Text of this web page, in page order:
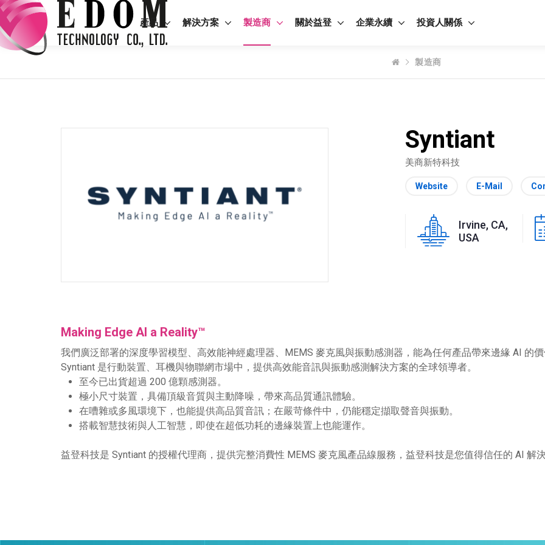
產品 解決方案 製造商 關於益登 企業永續 投資人關係
製造商
Syntiant
美商新特科技
Website E-Mail
Irvine, CA,
USA
Making Edge AI a Reality™
我們廣泛部署的深度學習模型、高效能神經處理器、MEMS 麥克風與振動感測器，能為任何產品帶來邊緣 AI 的價
Syntiant 是行動裝置、耳機與物聯網市場中，提供高效能音訊與振動感測解決方案的全球領導者。
至今已出貨超過 200 億顆感測器。
極小尺寸裝置，具備頂級音質與主動降噪，帶來高品質通訊體驗。
在嘈雜或多風環境下，也能提供高品質音訊；在嚴苛條件中，仍能穩定擷取聲音與振動。
搭載智慧技術與人工智慧，即使在超低功耗的邊緣裝置上也能運作。
益登科技是 Syntiant 的授權代理商，提供完整消費性 MEMS 麥克風產品線服務，益登科技是您值得信任的 AI 解決